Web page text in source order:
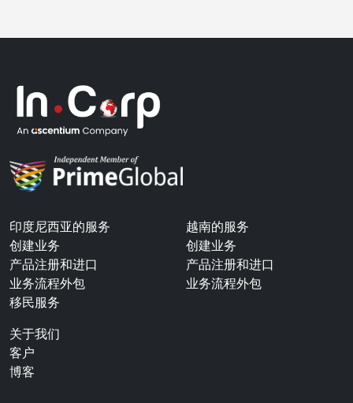
印度尼西亚的服务
创建业务
产品注册和进口
业务流程外包
移民服务
越南的服务
创建业务
产品注册和进口
业务流程外包
关于我们
客户
博客